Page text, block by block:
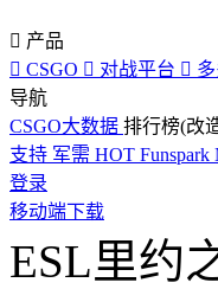
 产品
 CSGO  对战平台 
导航
CSGO大数据 排行榜(改
支持 军需 HOT Funspark
登录
移动端下载
ESL里约